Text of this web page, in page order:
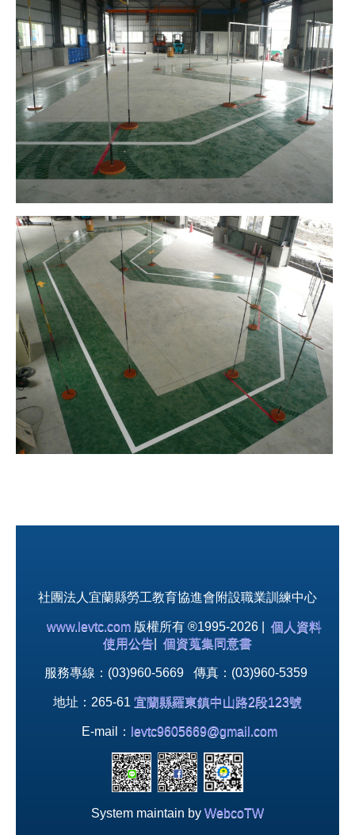
社團法人宜蘭縣勞工教育協進會附設職業訓練中心
www.levtc.com 版權所有 ®1995-2026 | 個人資料
使用公告
個資蒐集同意書
服務專線：(03)960-5669 傳真：(03)960-5359
地址：265-61 宜蘭縣羅東鎮中山路2段123號
E-mail： levtc9605669@gmail.com
System maintain by WebcoTW